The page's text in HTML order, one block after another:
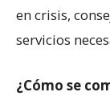
en crisis,
servicios
¿Cómo se